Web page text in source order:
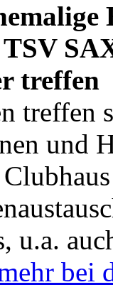
treffen
treffen
und
u.a.
bei